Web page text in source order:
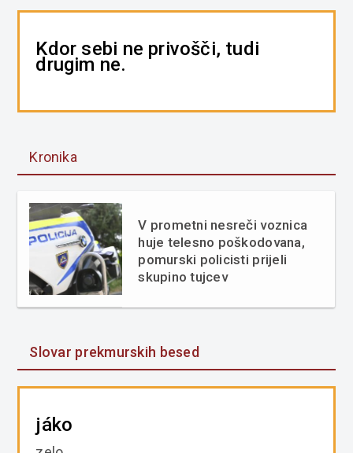
Kdor sebi ne privošči, tudi
drugim ne.
Kronika
V prometni nesreči voznica
huje telesno poškodovana,
pomurski policisti prijeli
skupino tujcev
Slovar prekmurskih besed
jáko